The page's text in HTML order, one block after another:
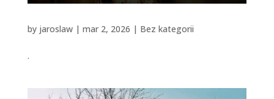
by jaroslaw| mar 2, 2026 | Bez kategorii
.